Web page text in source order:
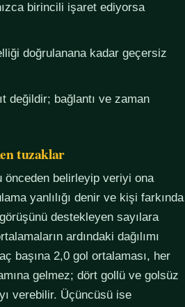
birincili işaret ediyorsa
doğrulanana kadar geçersiz
değildir; bağlantı ve zaman
tuzaklar
önceden belirleyip veriyi ona
yanlılığı denir ve kişi farkında
destekleyen sayılara
ardındaki dağılımı
başına 2,0 gol ortalaması, her
gelmez; dört gollü ve golsüz
verebilir. Üçüncüsü ise